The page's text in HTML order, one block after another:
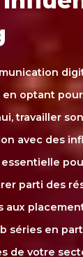
optant
travailler
avec des
parti des
aux
séries en
de votre